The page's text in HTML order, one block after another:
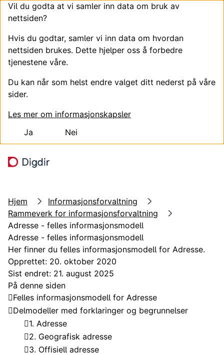
Vil du godta at vi samler inn data om bruk av
nettsiden?
Hvis du godtar, samler vi inn data om hvordan
nettsiden brukes. Dette hjelper oss å forbedre
tjenestene våre.
Du kan når som helst endre valget ditt nederst på våre
sider.
Les mer om informasjonskapsler
Ja
Nei
Hjem
Informasjonsforvaltning
Rammeverk for informasjonsforvaltning
Adresse - felles informasjonsmodell
Adresse - felles informasjonsmodell
Her finner du felles informasjonsmodell for Adresse.
Opprettet: 20. oktober 2020
Sist endret: 21. august 2025
På denne siden
Felles informasjonsmodell for Adresse
Delmodeller med forklaringer og begrunnelser
1. Adresse
2. Geografisk adresse
3. Offisiell adresse